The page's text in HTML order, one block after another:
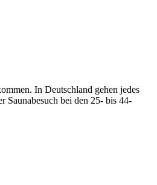
In Deutschland gehen jedes
Saunabesuch bei den 25- bis 44-